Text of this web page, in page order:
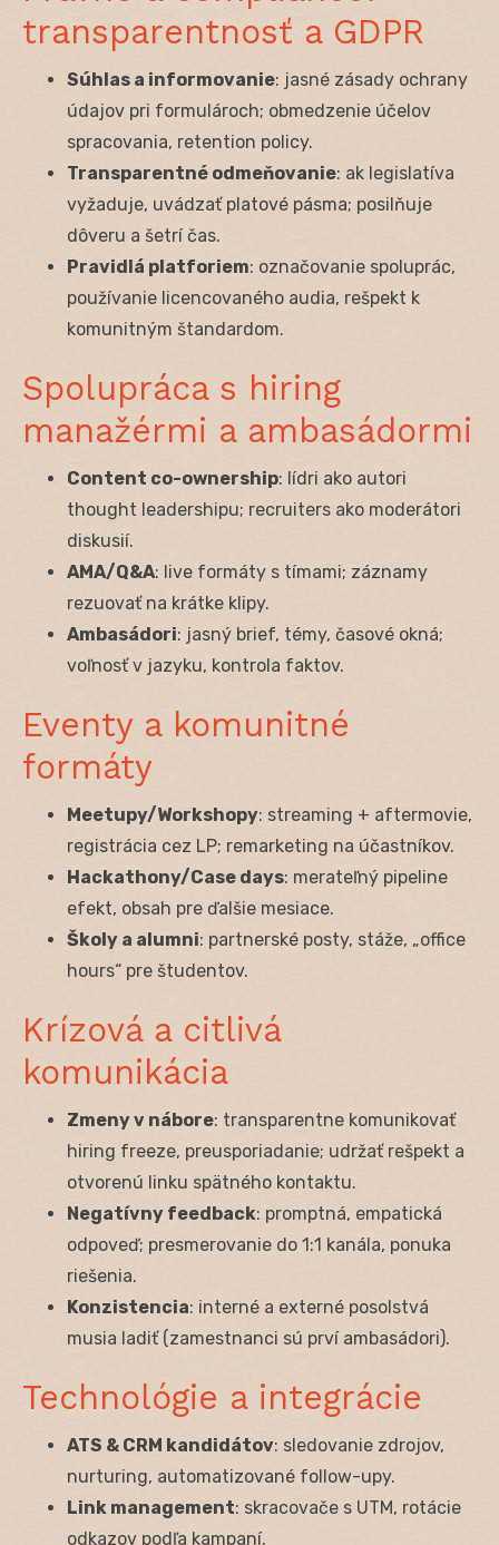
transparentnosť a GDPR
Súhlas a informovanie: jasné zásady ochrany
údajov pri formulároch; obmedzenie účelov
spracovania, retention policy.
Transparentné odmeňovanie: ak legislatíva
vyžaduje, uvádzať platové pásma; posilňuje
dôveru a šetrí čas.
Pravidlá platforiem: označovanie spoluprác,
používanie licencovaného audia, rešpekt k
komunitným štandardom.
Spolupráca s hiring
manažérmi a ambasádormi
Content co-ownership: lídri ako autori
thought leadershipu; recruiters ako moderátori
diskusií.
AMA/Q&A: live formáty s tímami; záznamy
rezuovať na krátke klipy.
Ambasádori: jasný brief, témy, časové okná;
voľnosť v jazyku, kontrola faktov.
Eventy a komunitné
formáty
Meetupy/Workshopy: streaming + aftermovie,
registrácia cez LP; remarketing na účastníkov.
Hackathony/Case days: merateľný pipeline
efekt, obsah pre ďalšie mesiace.
Školy a alumni: partnerské posty, stáže, „office
hours“ pre študentov.
Krízová a citlivá
komunikácia
Zmeny v nábore: transparentne komunikovať
hiring freeze, preusporiadanie; udržať rešpekt a
otvorenú linku spätného kontaktu.
Negatívny feedback: promptná, empatická
odpoveď; presmerovanie do 1:1 kanála, ponuka
riešenia.
Konzistencia: interné a externé posolstvá
musia ladiť (zamestnanci sú prví ambasádori).
Technológie a integrácie
ATS & CRM kandidátov: sledovanie zdrojov,
nurturing, automatizované follow-upy.
Link management: skracovače s UTM, rotácie
odkazov podľa kampaní.